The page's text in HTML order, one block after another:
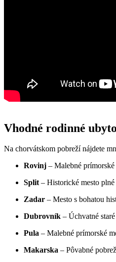
Vhodné rodinné
Na chorvátskom pobreží nájdete​
Rovinj – Malebné
Split– Historické mesto plné
Zadar – Mesto s bohatou
Dubrovník – Úchvatné
Pula – ​Malebné prímorské
Makarska – Pôvabné